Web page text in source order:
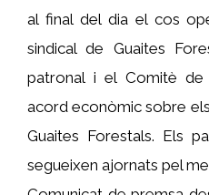
al final del dia el cos
sindical de Guaites
patronal i el Comitè de
acord econòmic sobre
Guaites Forestals. Els
segueixen ajornats pel